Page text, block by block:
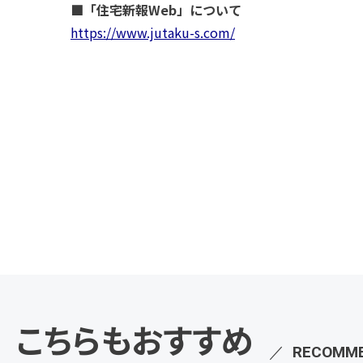
■「住宅新報Web」について
https://www.jutaku-s.com/
こちらもおすすめ ／